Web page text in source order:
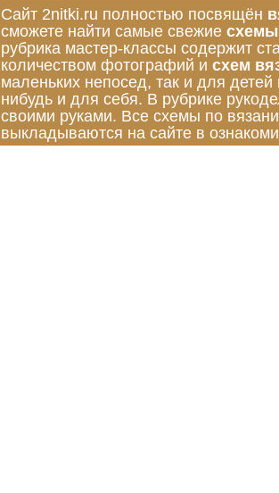
Сайт 2nitki.ru полностью посвящён
сможете найти самые свежие схемы
рубрика мастер-классы содержит
количеством фотографий и схем
маленьких непосед, так и для
нибудь и для себя. В рубрике
своими руками. Все схемы по
выкладываются на сайте в